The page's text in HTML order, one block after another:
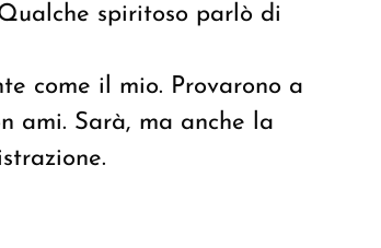
spiritoso parlò di
come il mio. Provarono a
ami. Sarà, ma anche la